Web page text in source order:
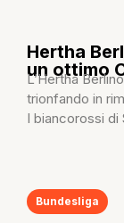
Hertha
un ottimo
L’Hertha
trionfando in
I biancorossi di
Bundesliga